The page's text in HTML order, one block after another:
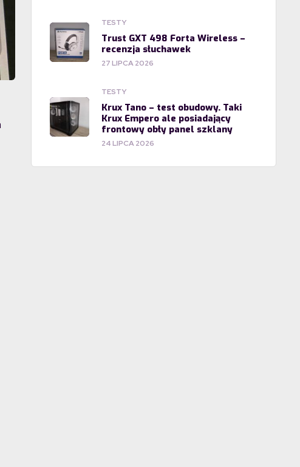
TESTY
Trust GXT 498 Forta Wireless –
recenzja słuchawek
27 LIPCA 2026
TESTY
Krux Tano – test obudowy. Taki
Krux Empero ale posiadający
frontowy obły panel szklany
24 LIPCA 2026